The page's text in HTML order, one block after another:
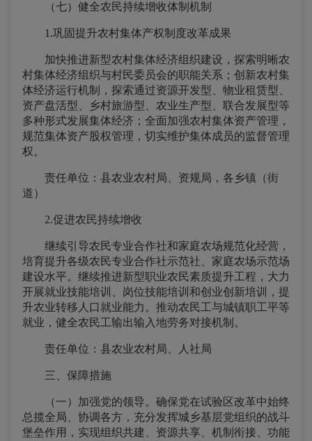
（七）健全农民持续增收体制机制
1.巩固提升农村集体产权制度改革成果
加快推进新型农村集体经济组织建设，探索明晰农
村集体经济组织与村民委员会的职能关系；创新农村集
体经济运行机制，探索通过资源开发型、物业租赁型、
资产盘活型、乡村旅游型、农业生产型、联合发展型等
多种形式发展集体经济；全面加强农村集体资产管理，
规范集体资产股权管理，切实维护集体成员的监督管理
权。
责任单位：县农业农村局、资规局，各乡镇（街
道）
2.促进农民持续增收
继续引导农民专业合作社和家庭农场规范化经营，
培育提升各级农民专业合作社示范社、家庭农场示范场
建设水平。继续推进新型职业农民素质提升工程，大力
开展就业技能培训、岗位技能培训和创业创新培训，提
升农业转移人口就业能力。推动农民工与城镇职工平等
就业，健全农民工输出输入地劳务对接机制。
责任单位：县农业农村局、人社局
三、保障措施
（一）加强党的领导。确保党在试验区改革中始终
总揽全局、协调各方，充分发挥城乡基层党组织的战斗
堡垒作用，实现组织共建、资源共享、机制衔接、功能